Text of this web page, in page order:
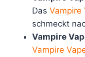
Das Vampire
schmeckt
Vampire
Vampire